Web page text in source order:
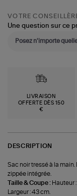
VOTRE
Une question sur ce
LIVRAISON
OFFERTE DÈS 150
€
DESCRIPTION
Sac noir tressé à la
zippée intégrée.
Taille & Coupe : Hauteur
Largeur : 43 cm.